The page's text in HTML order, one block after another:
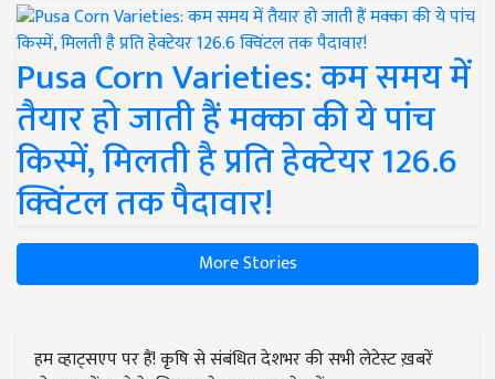
Pusa Corn Varieties: कम समय में
तैयार हो जाती हैं मक्का की ये पांच
किस्में, मिलती है प्रति हेक्टेयर 126.6
क्विंटल तक पैदावार!
More Stories
हम व्हाट्सएप पर हैं! कृषि से संबंधित देशभर की सभी लेटेस्ट ख़बरें